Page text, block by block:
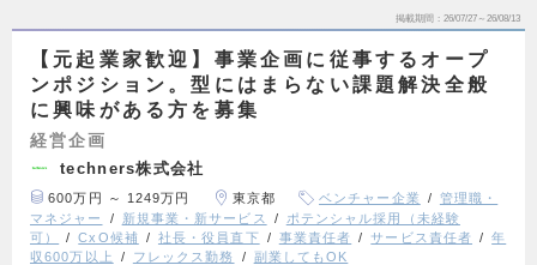
掲載期間 26/07/27～26/08/13
【元起業家歓迎】事業企画に従事するオープ
ンポジション。型にはまらない課題解決全般
に興味がある方を募集
経営企画
techners株式会社
600万円 ～ 1249万円 東京都 ベンチャー企業
管理職・
マネジャー
新規事業・新サービス
ポテンシャル採用（未経験
可）
CxO候補 社長・役員直下 事業責任者 サービス責任者
年
収600万以上
フレックス勤務 副業してもOK